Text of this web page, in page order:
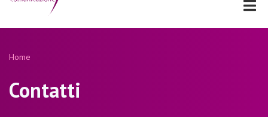
di
pane
Home
Contatti